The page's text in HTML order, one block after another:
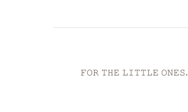
𝙵𝙾𝚁 𝚃𝙷𝙴 𝙻𝙸𝚃𝚃𝙻𝙴 𝙾𝙽𝙴𝚂.